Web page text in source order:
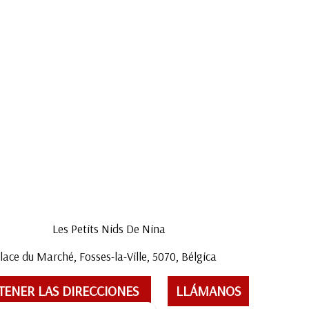
Les Petits Nids De Nina
du Marché, Fosses-la-Ville, 5070, Bélgica
LAS DIRECCIONES LLÁMANOS